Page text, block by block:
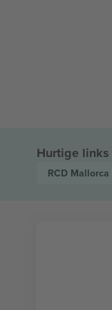
Hurtige links
RCD Mallorca